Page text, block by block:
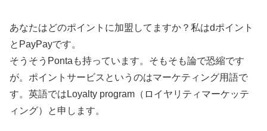
あなたはどのポイントに加盟してますか？私はdポイント
とPayPayです。
そうそうPontaも持っています。そもそも論で恐縮です
が。ポイントサービスというのはマーケティング用語で
す。英語ではLoyalty program（ロイヤリティマーケッテ
ィング）と申します。